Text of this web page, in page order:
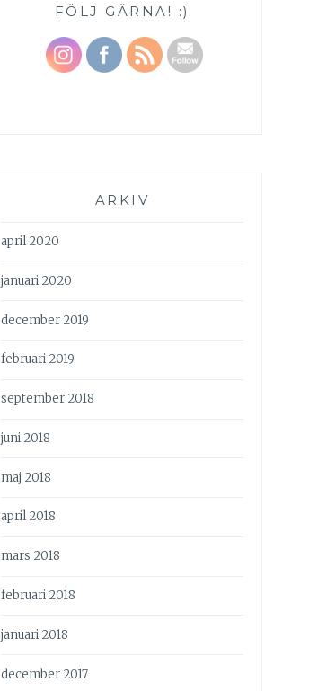
FÖLJ GÄRNA! :)
ARKIV
april 2020
januari 2020
december 2019
februari 2019
september 2018
juni 2018
maj 2018
april 2018
mars 2018
februari 2018
januari 2018
december 2017